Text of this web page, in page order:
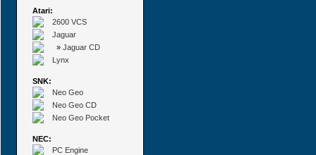
Atari:
2600 VCS
Jaguar
» Jaguar CD
Lynx
SNK:
Neo Geo
Neo Geo CD
Neo Geo Pocket
NEC:
PC Engine